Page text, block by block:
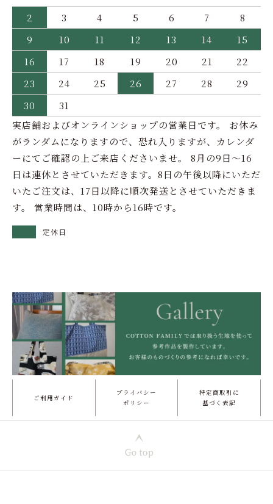
2
3 4 5 6 7
8
9
10 11 12 13 14
15
16
17 18 19 20 21
22
23
24 25 26 27 28
29
30
31
実店舗およびオンラインショップの営業日です。 お休み
がランダムになりますので、恐れ入りますが、カレンダ
ーにてご確認の上ご来店くださいませ。 8月の9日～16
日は連休とさせていただきます。8日の午後以降にいただ
いたご注文は、17日以降に順次発送とさせていただきま
す。 営業時間は、10時から16時です。
定休日
ご利用ガイド
プライバシー
ポリシー
特定商取引に
基づく表記